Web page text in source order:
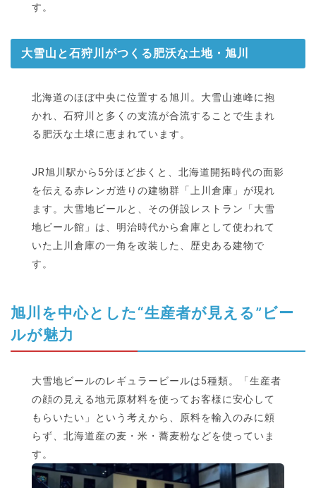
す。
大雪山と石狩川がつくる肥沃な土地・旭川
北海道のほぼ中央に位置する旭川。大雪山連峰に抱
かれ、石狩川と多くの支流が合流することで生まれ
る肥沃な土壌に恵まれています。
JR旭川駅から5分ほど歩くと、北海道開拓時代の面影
を伝える赤レンガ造りの建物群「上川倉庫」が現れ
ます。大雪地ビールと、その併設レストラン「大雪
地ビール館」は、明治時代から倉庫として使われて
いた上川倉庫の一角を改装した、歴史ある建物で
す。
旭川を中心とした“生産者が見える”ビー
ルが魅力
大雪地ビールのレギュラービールは5種類。「生産者
の顔の見える地元原材料を使ってお客様に安心して
もらいたい」という考えから、原料を輸入のみに頼
らず、北海道産の麦・米・蕎麦粉などを使っていま
す。